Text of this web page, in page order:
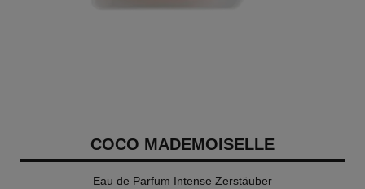
COCO MADEMOISELLE
Eau de Parfum Intense Zerstäuber